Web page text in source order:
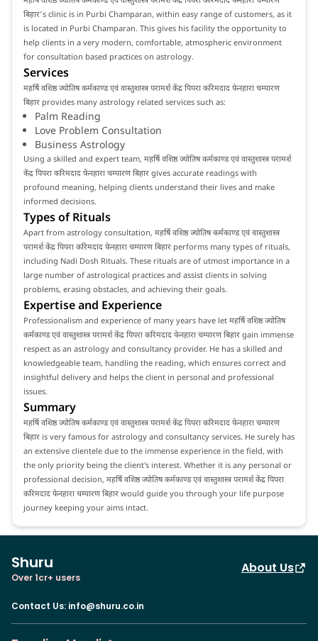
बिहार's clinic is in Purbi Champaran, within easy range of customers, as it
is located in Purbi Champaran. This gives his facility the opportunity to
help clients in a very modern, comfortable, atmospheric environment
for consultation based practices on astrology.
Services
महर्षि वशिष्ठ ज्योतिष कर्मकाण्ड एवं वास्तुशास्त्र परामर्श केंद्र पिपरा करिमदाद फेनहारा चम्पारण
बिहार provides many astrology related services such as:
Palm Reading
Love Problem Consultation
Business Astrology
Using a skilled and expert team, महर्षि वशिष्ठ ज्योतिष कर्मकाण्ड एवं वास्तुशास्त्र परामर्श
केंद्र पिपरा करिमदाद फेनहारा चम्पारण बिहार gives accurate readings with
profound meaning, helping clients understand their lives and make
informed decisions.
Types of Rituals
Apart from astrology consultation, महर्षि वशिष्ठ ज्योतिष कर्मकाण्ड एवं वास्तुशास्त्र
परामर्श केंद्र पिपरा करिमदाद फेनहारा चम्पारण बिहार performs many types of rituals,
including Nadi Dosh Rituals. These rituals are of utmost importance in a
large number of astrological practices and assist clients in solving
problems, erasing obstacles, and achieving their goals.
Expertise and Experience
Professionalism and experience of many years have let महर्षि वशिष्ठ ज्योतिष
कर्मकाण्ड एवं वास्तुशास्त्र परामर्श केंद्र पिपरा करिमदाद फेनहारा चम्पारण बिहार gain immense
respect as an astrology and consultancy provider. He has a skilled and
knowledgeable team, handling the reading, which ensures correct and
insightful delivery and helps the client in personal and professional
issues.
Summary
महर्षि वशिष्ठ ज्योतिष कर्मकाण्ड एवं वास्तुशास्त्र परामर्श केंद्र पिपरा करिमदाद फेनहारा चम्पारण
बिहार is very famous for astrology and consultancy services. He surely has
an extensive clientele due to the immense experience in the field, with
the only priority being the client's interest. Whether it is any personal or
professional decision, महर्षि वशिष्ठ ज्योतिष कर्मकाण्ड एवं वास्तुशास्त्र परामर्श केंद्र पिपरा
करिमदाद फेनहारा चम्पारण बिहार would guide you through your life purpose
journey keeping your aims intact.
Shuru
Over 1cr+ users
About Us
Contact Us: info@shuru.co.in